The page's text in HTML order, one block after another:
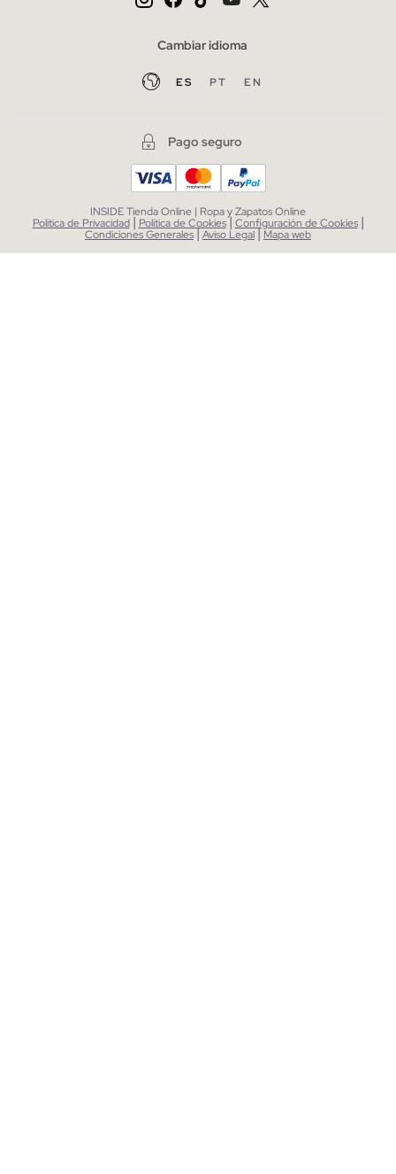
Cambiar idioma
ES PT EN
Pago seguro
INSIDE Tienda Online | Ropa y Zapatos Online
Política de Privacidad | Política de Cookies| Configuración de Cookies |
Condiciones Generales|Aviso Legal| Mapa web